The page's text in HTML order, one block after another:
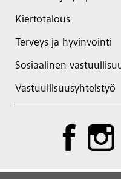
Kiertotalous
Terveys ja hyvinvointi
Sosiaalinen
Vastuullisuusyhteistyö